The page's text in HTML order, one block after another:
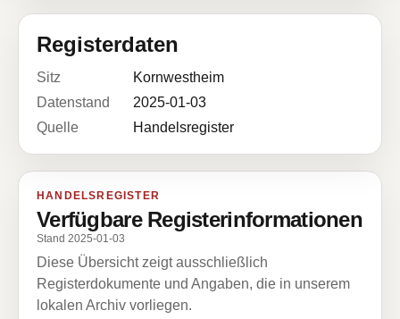
Registerdaten
Sitz
Kornwestheim
Datenstand
2025-01-03
Quelle
Handelsregister
HANDELSREGISTER
Verfügbare Registerinformationen
Stand 2025-01-03
Diese Übersicht zeigt ausschließlich
Registerdokumente und Angaben, die in unserem
lokalen Archiv vorliegen.